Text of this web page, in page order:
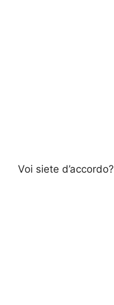
Voi siete d’accordo?